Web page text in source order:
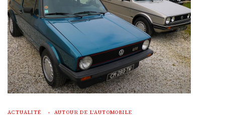
ACTUALITÉ AUTOUR DE L'AUTOMOBILE